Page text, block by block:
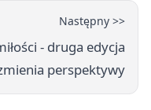
Następny >>
- druga edycja
perspektywy